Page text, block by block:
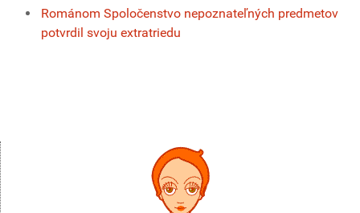
Románom Spoločenstvo nepoznateľných predmetov
potvrdil svoju extratriedu